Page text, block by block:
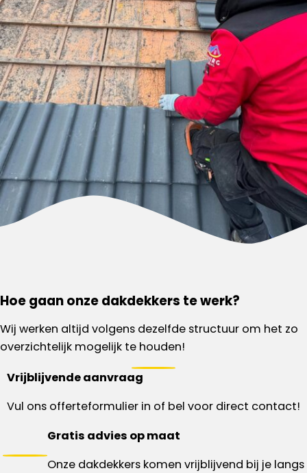
Hoe gaan onze dakdekkers te werk?
Wij werken altijd volgens dezelfde structuur om het zo
overzichtelijk mogelijk te houden!
Vrijblijvende aanvraag
Vul ons offerteformulier in of bel voor direct contact!
Gratis advies op maat
Onze dakdekkers komen vrijblijvend bij je langs